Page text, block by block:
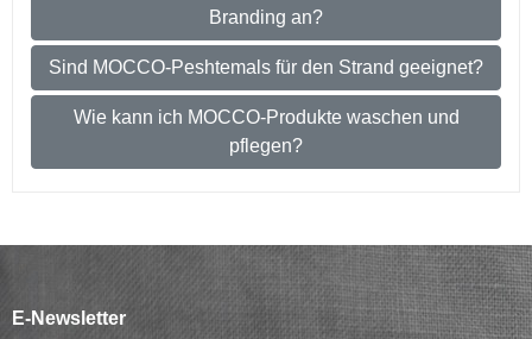
Branding an?
Sind MOCCO-Peshtemals für den Strand geeignet?
Wie kann ich MOCCO-Produkte waschen und
pflegen?
E-Newsletter